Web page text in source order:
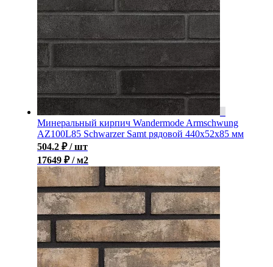
Минеральный кирпич Wandermode Armschwung
AZ100L85 Schwarzer Samt рядовой 440x52x85 мм
504.2 ₽ / шт
17649 ₽ / м2